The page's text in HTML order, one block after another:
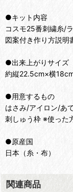
●キット内容
コスモ25番刺繍糸/
図案付き作り方説
●出来上がりサイズ
約縦22.5cm×横
●用意するもの
はさみ/アイロン/あ
刺しゅう枠 ※使った
●原産国
日本（糸・布）
関連商品